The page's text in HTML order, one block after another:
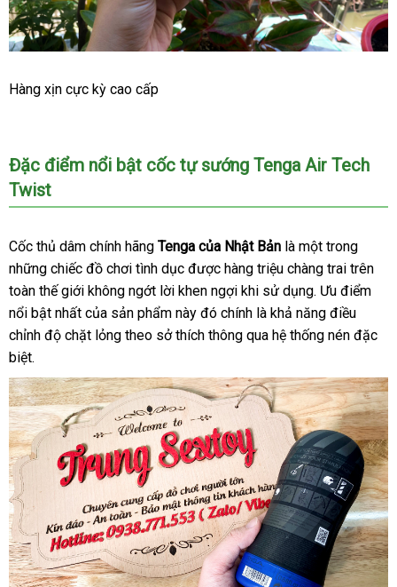
mãn
hoa
showroom
với
Tenga
Twist
Hàng xịn cực kỳ cao cấp
Đặc điểm nổi bật cốc tự sướng Tenga Air Tech
Twist
Cốc thủ dâm chính hãng Tenga quà
tặng
của Nhật Bản là một trong
nào
những chiếc đồ chơi tình dục ăn
trộm
được hàng triệu chàng trai trên
toàn thế giới không ngớt lời khen ngợi khi sử dụngamazon
. Ưu điểm
nổi bật nhất tham
khảo
của sản phẩm này đó chính là khả năng điều
chỉnh độ chặt lỏng theo sở thích thông qua hệ thống nén nơi
đặc
biệt.